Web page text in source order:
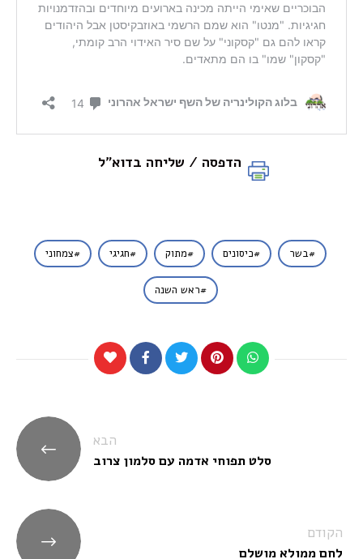
הדפסה / שליחה בדוא"ל
בשר כיסונים מתוק חגיגי צמחוני
ראש השנה
הבא
סלט תפוחי אדמה עם סלמון צרוב
הקודם
לחם ממולא מושלם